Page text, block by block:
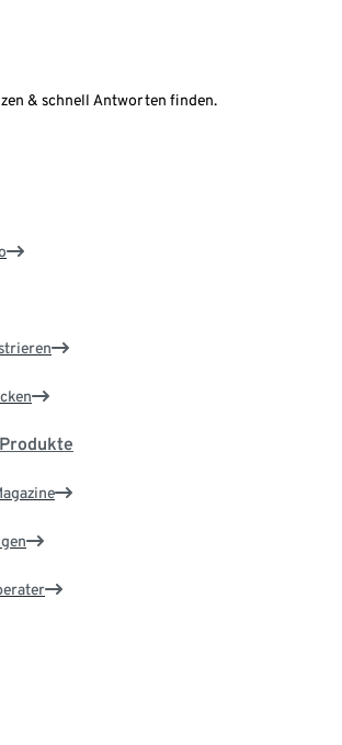
& schnell Antworten finden.